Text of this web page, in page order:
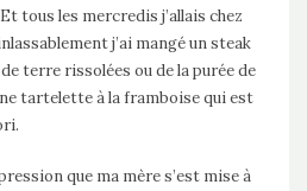
tous les mercredis j’allais chez
j’ai mangé un steak
terre rissolées ou de la purée de
tartelette à la framboise qui est
que ma mère s’est mise à